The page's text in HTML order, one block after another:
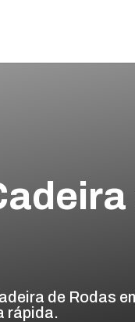
de Rodas
rápida.